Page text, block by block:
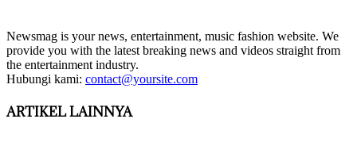
Newsmag is your news, entertainment, music fashion website. We
provide you with the latest breaking news and videos straight from
the entertainment industry.
Hubungi kami: contact@yoursite.com
ARTIKEL LAINNYA